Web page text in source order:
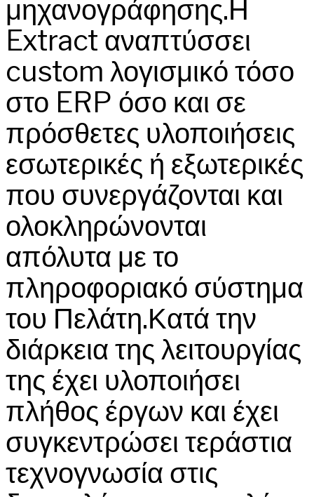
μηχανογράφησης.Η
Extract αναπτύσσει
custom λογισμικό τόσο
στο ERP όσο και σε
πρόσθετες υλοποιήσεις
εσωτερικές ή εξωτερικές
που συνεργάζονται και
ολοκληρώνονται
απόλυτα με το
πληροφοριακό σύστημα
του Πελάτη.Κατά την
διάρκεια της λειτουργίας
της έχει υλοποιήσει
πλήθος έργων και έχει
συγκεντρώσει τεράστια
τεχνογνωσία στις